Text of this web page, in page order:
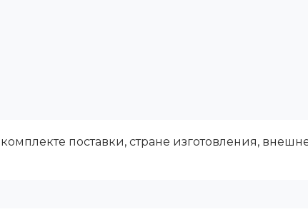
поставки, стране изготовления,